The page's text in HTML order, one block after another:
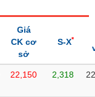
Giá
CK cơ
sở
S-X*
22,150 2,318